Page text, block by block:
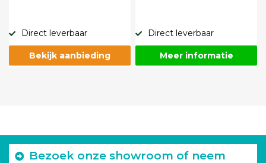
Direct leverbaar
Bekijk aanbieding
Direct leverbaar
Meer informatie
Bezoek onze showroom of neem